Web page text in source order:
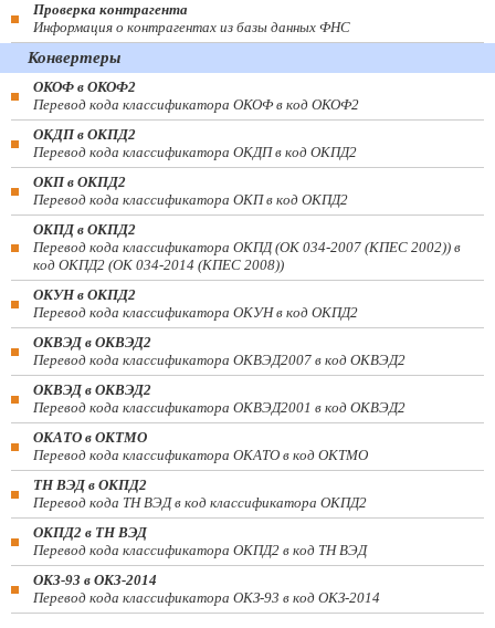
Проверка контрагента
Информация о контрагентах из базы данных ФНС
Конвертеры
ОКОФ в ОКОФ2
Перевод кода классификатора ОКОФ в код ОКОФ2
ОКДП в ОКПД2
Перевод кода классификатора ОКДП в код ОКПД2
ОКП в ОКПД2
Перевод кода классификатора ОКП в код ОКПД2
ОКПД в ОКПД2
Перевод кода классификатора ОКПД (ОК 034-2007 (КПЕС 2002)) в
код ОКПД2 (ОК 034-2014 (КПЕС 2008))
ОКУН в ОКПД2
Перевод кода классификатора ОКУН в код ОКПД2
ОКВЭД в ОКВЭД2
Перевод кода классификатора ОКВЭД2007 в код ОКВЭД2
ОКВЭД в ОКВЭД2
Перевод кода классификатора ОКВЭД2001 в код ОКВЭД2
ОКАТО в ОКТМО
Перевод кода классификатора ОКАТО в код ОКТМО
ТН ВЭД в ОКПД2
Перевод кода ТН ВЭД в код классификатора ОКПД2
ОКПД2 в ТН ВЭД
Перевод кода классификатора ОКПД2 в код ТН ВЭД
ОКЗ-93 в ОКЗ-2014
Перевод кода классификатора ОКЗ-93 в код ОКЗ-2014